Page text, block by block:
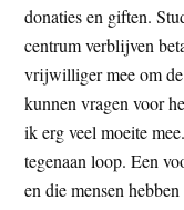
donaties en giften.
centrum verblijven
vrijwilliger mee om
kunnen vragen voor
ik erg veel moeite
tegenaan loop. Een
en die mensen